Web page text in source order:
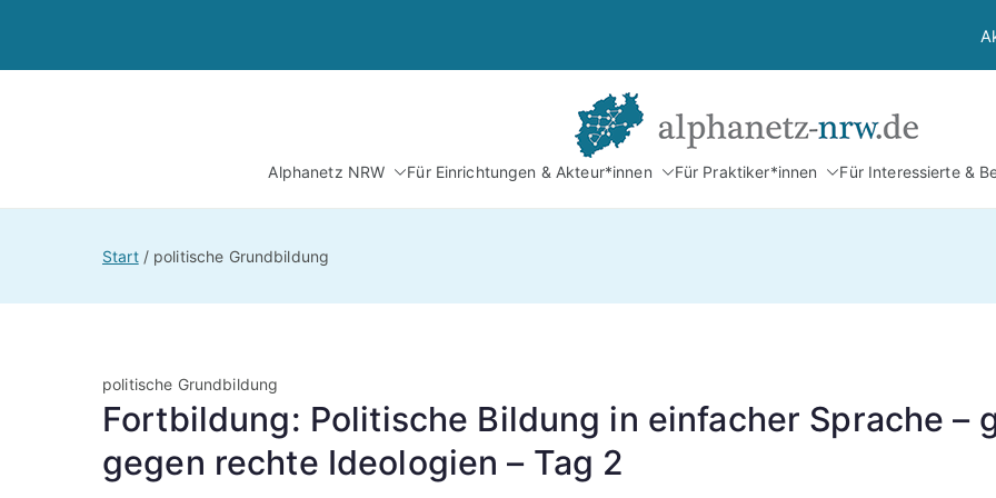
springen
Netzwerk
Alphanetz NRW Für Einrichtungen & Akteur*innen Für Praktiker*innen Für Interessierte &
Start politische Grundbildung
politische Grundbildung
Fortbildung: Politische Bildung in einfacher Sprache –
gegen rechte Ideologien – Tag 2